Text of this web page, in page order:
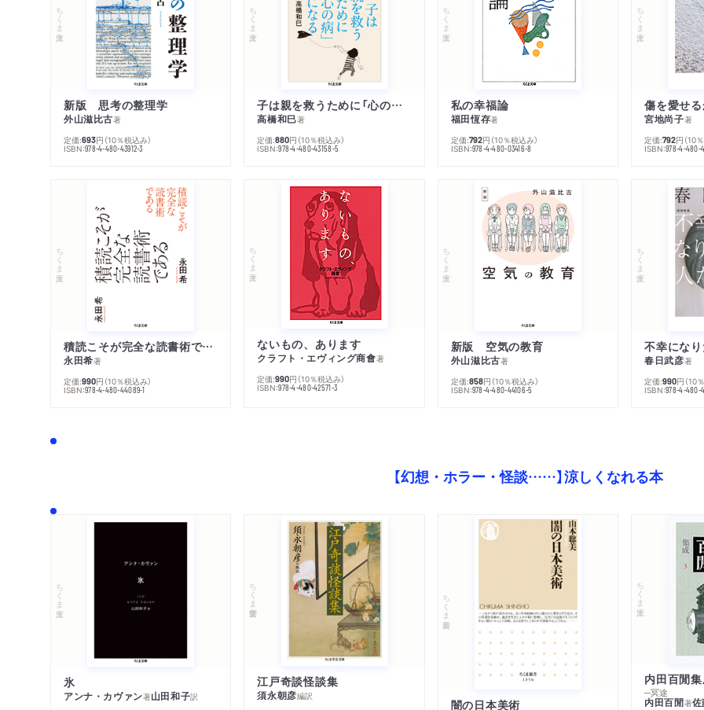
ちくま文庫
新版 思考の整理学
外山滋比古著
定価:693円 （10％税込み）
ISBN:978-4-480-43912-3
ちくま文庫
子は親を救うために「心の病」になる
高橋和巳著
定価:880円 （10％税込み）
ISBN:978-4-480-43158-5
ちくま文庫
私の幸福論
福田恆存著
定価:792円 （10％税込み）
ISBN:978-4-480-03416-8
ちくま文庫
傷を愛せ
宮地尚子著
定価:792円 （10
ISBN:978-4-480-
ちくま文庫
積読こそが完全な読書術である
永田希著
定価:990円 （10％税込み）
ISBN:978-4-480-44089-1
ちくま文庫
ないもの、あります
クラフト・エヴィング商會著
定価:990円 （10％税込み）
ISBN:978-4-480-42571-3
ちくま文庫
新版 空気の教育
外山滋比古著
定価:858円 （10％税込み）
ISBN:978-4-480-44106-5
ちくま文庫
春日武彦著
定価:990円 （10
ISBN:978-4-480-
【幻想・ホラー・怪談……】涼しくなれる本
ちくま文庫
氷
アンナ・カヴァン著山田和子訳
ちくま学芸文庫
江戸奇談怪談集
須永朝彦編訳
ちくま新書
闇の日本美術
ちくま文庫
内田百閒
─冥途
内田百閒著